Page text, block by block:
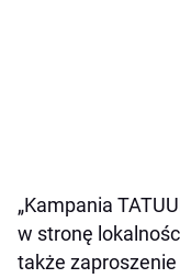
„Kampania
w stronę
także